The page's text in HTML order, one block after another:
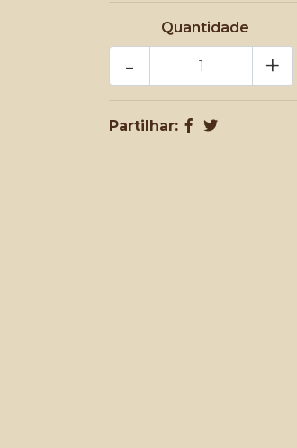
Quantidade
+
-
Partilhar: